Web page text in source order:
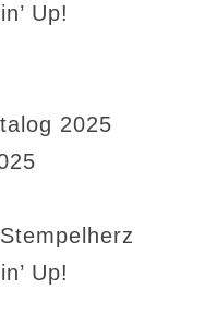
Up!
2025
Up!